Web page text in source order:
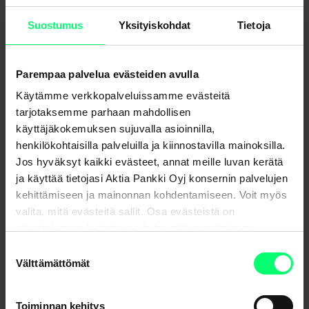
Suostumus Yksityiskohdat Tietoja
Parempaa palvelua evästeiden avulla
Käytämme verkkopalveluissamme evästeitä
tarjotaksemme parhaan mahdollisen
käyttäjäkokemuksen sujuvalla asioinnilla,
henkilökohtaisilla palveluilla ja kiinnostavilla mainoksilla.
Jos hyväksyt kaikki evästeet, annat meille luvan kerätä
ja käyttää tietojasi Aktia Pankki Oyj konsernin palvelujen
kehittämiseen ja mainonnan kohdentamiseen. Voit myös
valita, mitä evästeitä sallit. Osa evästeistä on
valinta
Välttämättömät
Toiminnan kehitys
+31 6 1227 6273
Bas.smit(at)oceansidecapitalpartners.com